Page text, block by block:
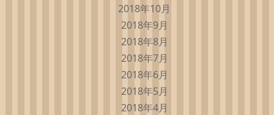
2018年10月
2018年9月
2018年8月
2018年7月
2018年6月
2018年5月
2018年4月